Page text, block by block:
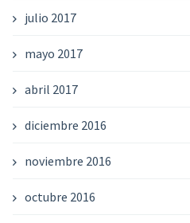
julio 2017
mayo 2017
abril 2017
diciembre 2016
noviembre 2016
octubre 2016